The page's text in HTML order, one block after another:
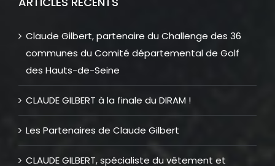
Claude Gilbert, partenaire du Challenge des 36
communes du Comité départemental de Golf
des Hauts-de-Seine
CLAUDE GILBERT à la finale du DIRAM !
Les Partenaires de Claude Gilbert
CLAUDE GILBERT, spécialiste du vêtement et